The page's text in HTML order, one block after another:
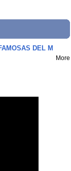
DEL M
More